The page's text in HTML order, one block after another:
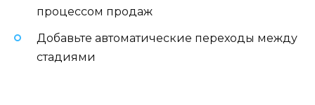
процессом продаж
Добавьте автоматические переходы между
стадиями